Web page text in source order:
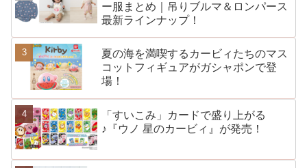
ー服まとめ｜吊りブルマ＆ロンパース
最新ラインナップ！
夏の海を満喫するカービィたちのマス
コットフィギュアがガシャポンで登
場！
「すいこみ」カードで盛り上がる
♪『ウノ 星のカービィ』が発売！